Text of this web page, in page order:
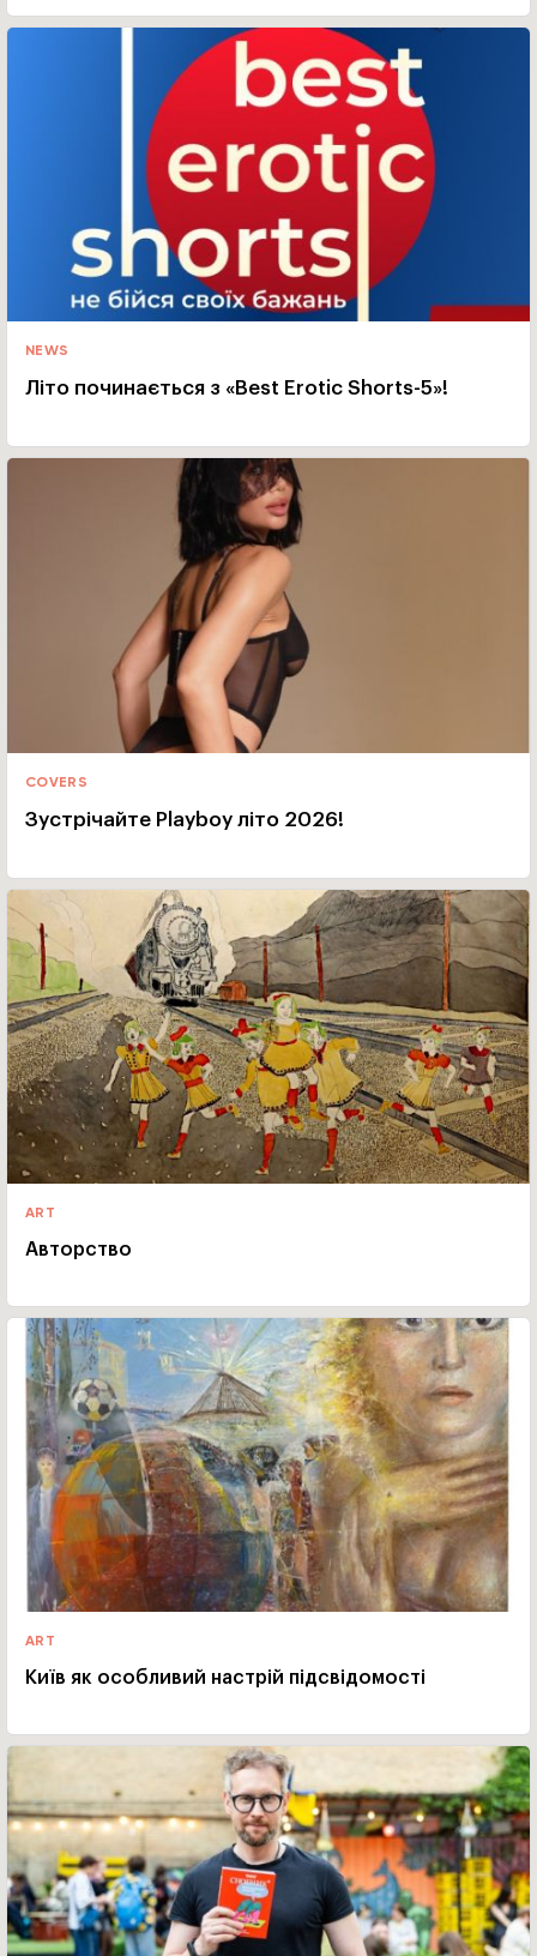
NEWS
Літо починається з «Best Erotic Shorts-5»!
COVERS
Зустрічайте Playboy літо 2026!
ART
Авторство
ART
Київ як особливий настрій підсвідомості